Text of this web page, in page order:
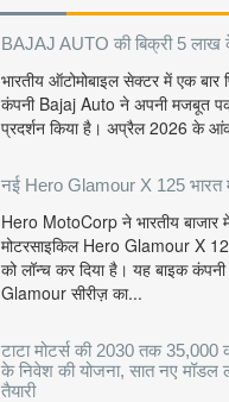
BAJAJ AUTO की बिक्री 5 लाख
भारतीय ऑटोमोबाइल सेक्टर में एक बार
कंपनी Bajaj Auto ने अपनी मजबूत
प्रदर्शन किया है। अप्रैल 2026 के
नई Hero Glamour X 125 भारत
Hero MotoCorp ने भारतीय बाजार
मोटरसाइकिल Hero Glamour X
को लॉन्च कर दिया है। यह बाइक
Glamour सीरीज़ का...
टाटा मोटर्स की 2030 तक 35,000
के निवेश की योजना, सात नए मॉडल
तैयारी